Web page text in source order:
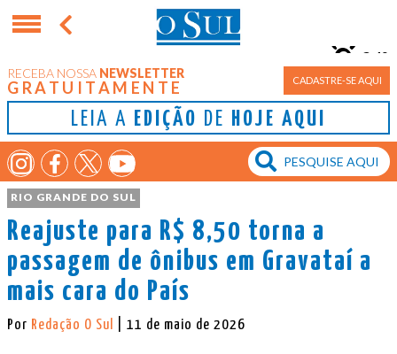
RECEBA NOSSA NEWSLETTER
GRATUITAMENTE CADASTRE-SE AQUI
LEIA A EDIÇÃO DE HOJE AQUI
Porto Alegre
24°
RIO GRANDE DO SUL
Reajuste para R$ 8,50 torna a
passagem de ônibus em Gravataí a
mais cara do País
Por Redação O Sul | 11 de maio de 2026